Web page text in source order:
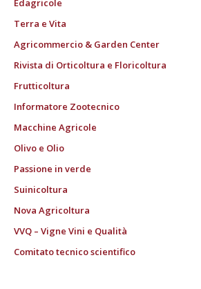
Edagricole
Terra e Vita
Agricommercio & Garden Center
Rivista di Orticoltura e Floricoltura
Frutticoltura
Informatore Zootecnico
Macchine Agricole
Olivo e Olio
Passione in verde
Suinicoltura
Nova Agricoltura
VVQ – Vigne Vini e Qualità
Comitato tecnico scientifico